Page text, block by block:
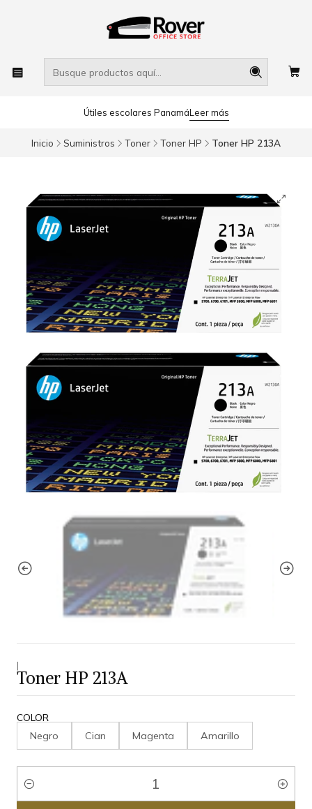
Útiles escolares PanamáLeer más
Inicio Suministros Toner Toner HP Toner HP 213A
|
Toner HP 213A
COLOR
Negro Cian Magenta Amarillo
Cantidad